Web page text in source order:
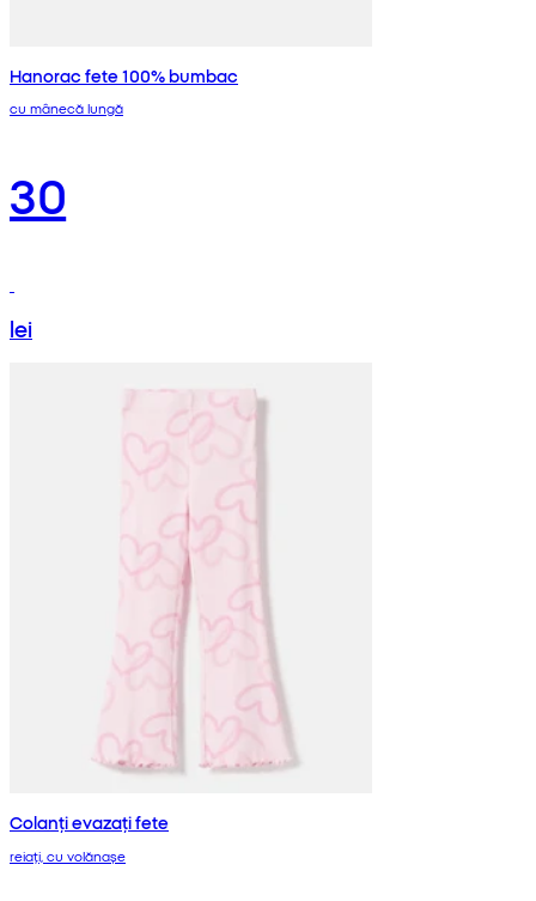
Hanorac fete 100% bumbac
cu mânecă lungă
30
lei
Colanți evazați fete
reiați, cu volănașe